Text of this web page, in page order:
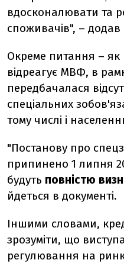
вдосконалювати та
споживачів", –
Окреме питання – як
відреагує МВФ, в
передбачалася
спеціальних
тому числі і
"Постанову про
припинено 1 липня
будуть повністю
йдеться в документі.
Іншими словами,
зрозуміти, що
регулювання на